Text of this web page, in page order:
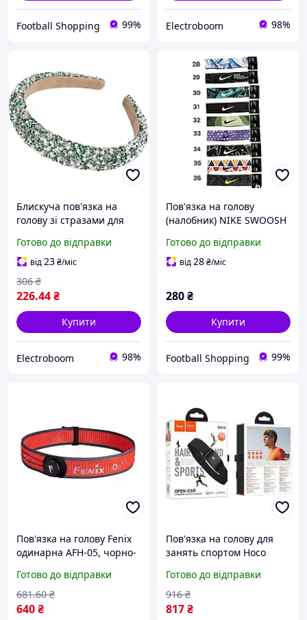
Football Shopping 99% Electroboom 98%
Блискуча пов'язка на
голову зі стразами для
Готово до відправки
від23₴/міс
226.44₴
306 ₴
Купити
Electroboom 98%
Пов'язка на голову
(налобник) NIKE SWOOSH
Готово до відправки
від28₴/міс
280₴
Купити
Football Shopping 99%
Пов'язка на голову Fenix
одинарна AFH-05, чорно-
Готово до відправки
640₴
681.60 ₴
Пов'язка на голову для
занять спортом Hoco
гарнітурою black
Готово до відправки
817₴
916 ₴